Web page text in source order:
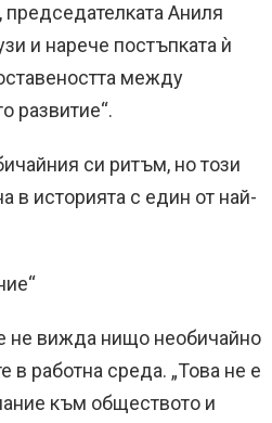
Аниля
и нарече постъпката ѝ
между
развитие“.
си ритъм, но този
в историята с един от най-
не вижда нищо необичайно
в работна среда. „Това не е
към обществото и